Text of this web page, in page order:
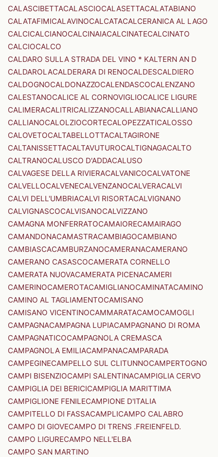
CALASCIBETTACALASCIOCALASETTACALATABIANO
CALATAFIMICALAVINOCALCATACALCERANICA AL LAGO
CALCICALCIANOCALCINAIACALCINATECALCINATO
CALCIOCALCO
CALDARO SULLA STRADA DEL VINO * KALTERN AN D
CALDAROLACALDERARA DI RENOCALDESCALDIERO
CALDOGNOCALDONAZZOCALENDASCOCALENZANO
CALESTANOCALICE AL CORNOVIGLIOCALICE LIGURE
CALIMERACALITRICALIZZANOCALLABIANACALLIANO
CALLIANOCALOLZIOCORTECALOPEZZATICALOSSO
CALOVETOCALTABELLOTTACALTAGIRONE
CALTANISSETTACALTAVUTUROCALTIGNAGACALTO
CALTRANOCALUSCO D'ADDACALUSO
CALVAGESE DELLA RIVIERACALVANICOCALVATONE
CALVELLOCALVENECALVENZANOCALVERACALVI
CALVI DELL'UMBRIACALVI RISORTACALVIGNANO
CALVIGNASCOCALVISANOCALVIZZANO
CAMAGNA MONFERRATOCAMAIORECAMAIRAGO
CAMANDONACAMASTRACAMBIAGOCAMBIANO
CAMBIASCACAMBURZANOCAMERANACAMERANO
CAMERANO CASASCOCAMERATA CORNELLO
CAMERATA NUOVACAMERATA PICENACAMERI
CAMERINOCAMEROTACAMIGLIANOCAMINATACAMINO
CAMINO AL TAGLIAMENTOCAMISANO
CAMISANO VICENTINOCAMMARATACAMOCAMOGLI
CAMPAGNACAMPAGNA LUPIACAMPAGNANO DI ROMA
CAMPAGNATICOCAMPAGNOLA CREMASCA
CAMPAGNOLA EMILIACAMPANACAMPARADA
CAMPEGINECAMPELLO SUL CLITUNNOCAMPERTOGNO
CAMPI BISENZIOCAMPI SALENTINACAMPIGLIA CERVO
CAMPIGLIA DEI BERICICAMPIGLIA MARITTIMA
CAMPIGLIONE FENILECAMPIONE D'ITALIA
CAMPITELLO DI FASSACAMPLICAMPO CALABRO
CAMPO DI GIOVECAMPO DI TRENS .FREIENFELD.
CAMPO LIGURECAMPO NELL'ELBA
CAMPO SAN MARTINO